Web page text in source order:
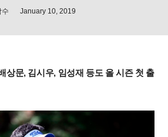
수 January 10, 2019
상문, 김시우, 임성재 등도 올 시즌 첫 출